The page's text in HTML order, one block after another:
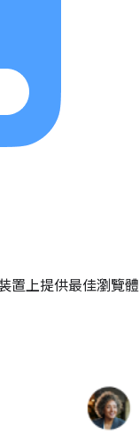
置上提供最佳瀏覽體